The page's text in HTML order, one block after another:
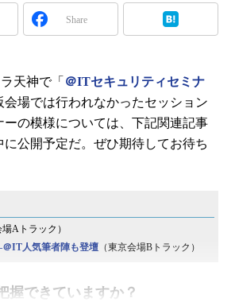
Test & Tools
Insider.NET
Share
天神で「 ＠ITセキュリティセミナ
場では行われなかったセッション
の模様については、下記関連記事
公開予定だ。ぜひ期待してお待ち
場Aトラック）
IT人気筆者陣も登壇 （東京会場Bトラック）
握できていますか？